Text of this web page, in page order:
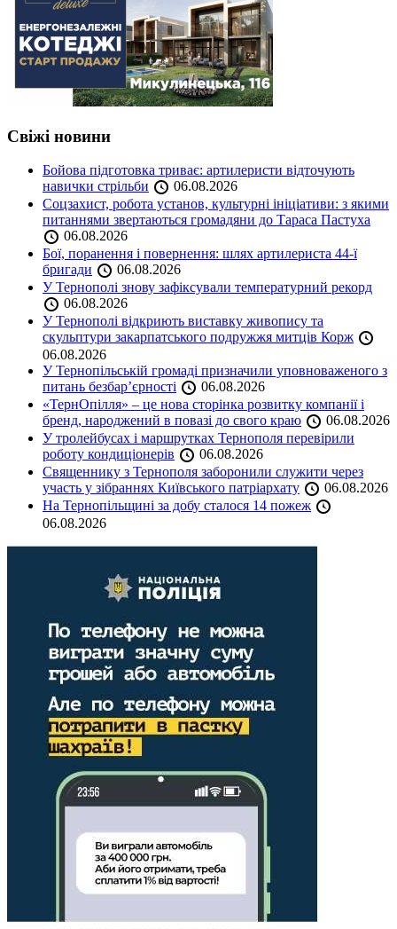
Свіжі новини
Бойова підготовка триває: артилеристи відточують
навички стрільби
06.08.2026
Соцзахист, робота установ, культурні ініціативи: з якими
питаннями звертаються громадяни до Тараса Пастуха
06.08.2026
Бої, поранення і повернення: шлях артилериста 44-ї
бригади
06.08.2026
У Тернополі знову зафіксували температурний рекорд
06.08.2026
У Тернополі відкриють виставку живопису та
скульптури закарпатського подружжя митців Корж
06.08.2026
У Тернопільській громаді призначили уповноваженого з
питань безбар’єрності
06.08.2026
«ТернОпілля» – це нова сторінка розвитку компанії і
бренд, народжений в повазі до свого краю
06.08.2026
У тролейбусах і маршрутках Тернополя перевірили
роботу кондиціонерів
06.08.2026
Священнику з Тернополя заборонили служити через
участь у зібраннях Київського патріархату
06.08.2026
На Тернопільщині за добу сталося 14 пожеж
06.08.2026